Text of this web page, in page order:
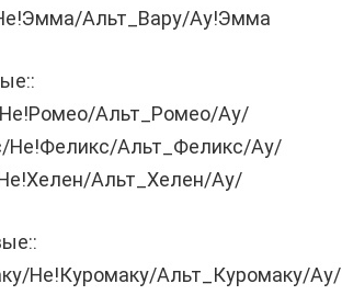
Альт_Вару/Ау!Эмма
Альт_Ромео/Ау/
Не!Феликс/Альт_Феликс/Ау/
Альт_Хелен/Ау/
Не!Куромаку/Альт_Куромаку/Ау/